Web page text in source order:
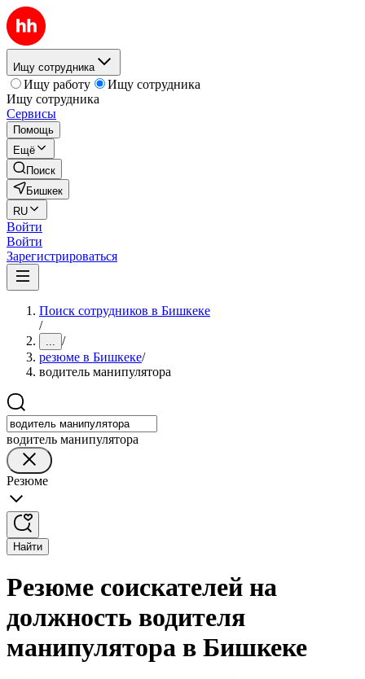
Ищу сотрудника
Ищу работу
Ищу сотрудника
Ищу сотрудника
Сервисы
Помощь
Ещё
Поиск
Бишкек
RU
Войти
Войти
Зарегистрироваться
Поиск сотрудников в Бишкеке
/
... /
резюме в Бишкеке/
водитель манипулятора
водитель манипулятора
Резюме
Найти
Резюме соискателей на
должность водителя
манипулятора в Бишкеке